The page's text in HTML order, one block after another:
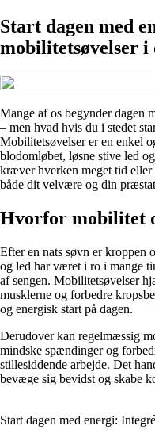
Start dagen med
mobilitetsøvelser
Mange af os begynder dagen
– men hvad hvis du i stedet
Mobilitetsøvelser er en enkel
blodomløbet, løsne stive led
kræver hverken meget tid
både dit velvære og din
Hvorfor mobilitet
Efter en nats søvn er
og led har været i ro i mange
af sengen. Mobilitetsøvelser
musklerne og forbedre
og energisk start på dagen.
Derudover kan regelmæssig
mindske spændinger og
stillesiddende arbejde. Det
bevæge sig bevidst og skabe
Start dagen med energi: